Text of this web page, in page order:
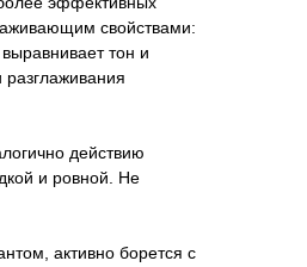
свойствами:
тон и
действию
и ровной. Не
активно борется с